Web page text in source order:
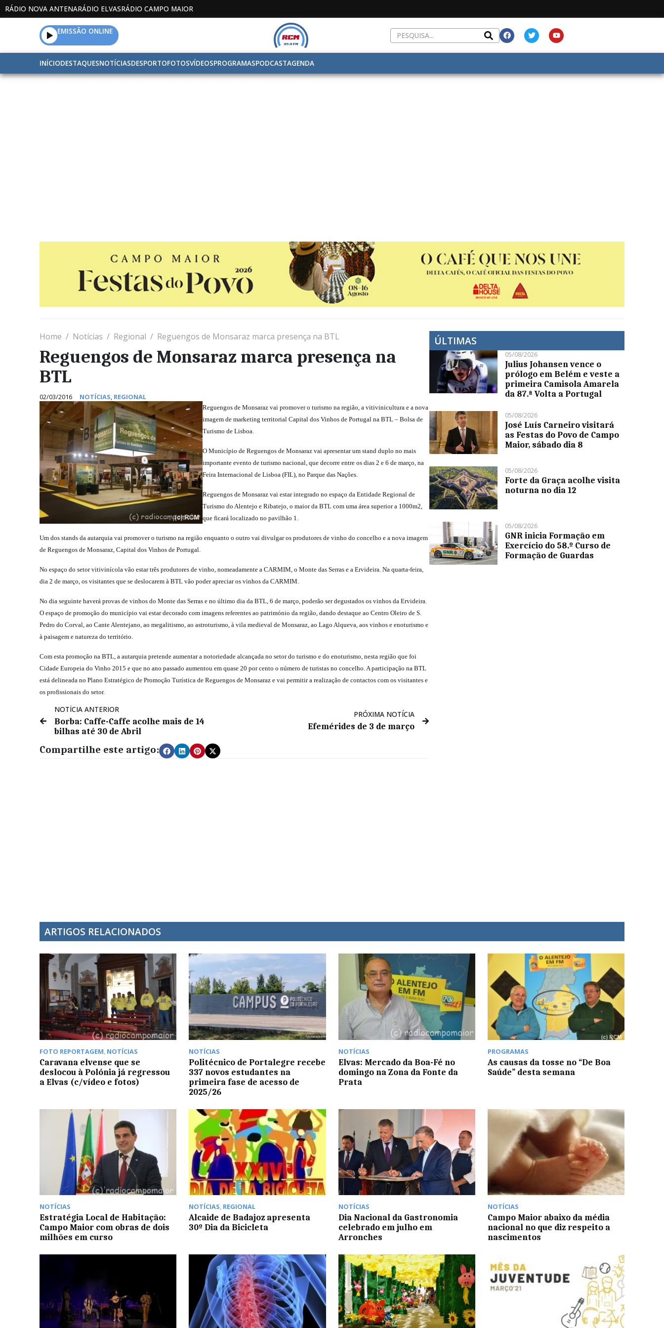
RÁDIO NOVA ANTENARÁDIO ELVASRÁDIO CAMPO MAIOR
EMISSÃO ONLINE
INÍCIODESTAQUESNOTÍCIASDESPORTOFOTOSVÍDEOSPROGRAMASPODCASTAGENDA
Home Notícias Regional Reguengos de Monsaraz marca presença na BTL
Reguengos de Monsaraz marca presença na
BTL
02/03/2016 NOTÍCIAS, REGIONAL
Reguengos de Monsaraz vai promover o turismo na região, a vitivinicultura e a nova
imagem de marketing territorial Capital dos Vinhos de Portugal na BTL – Bolsa de
Turismo de Lisboa.
O Município de Reguengos de Monsaraz vai apresentar um stand duplo no mais
importante evento de turismo nacional, que decorre entre os dias 2 e 6 de março, na
Feira Internacional de Lisboa (FIL), no Parque das Nações.
Reguengos de Monsaraz vai estar integrado no espaço da Entidade Regional de
Turismo do Alentejo e Ribatejo, o maior da BTL com uma área superior a 1000m2,
que ficará localizado no pavilhão 1.
Um dos stands da autarquia vai promover o turismo na região enquanto o outro vai divulgar os produtores de vinho do concelho e a nova imagem
de Reguengos de Monsaraz, Capital dos Vinhos de Portugal.
No espaço do setor vitivinícola vão estar três produtores de vinho, nomeadamente a CARMIM, o Monte das Serras e a Ervideira. Na quarta-feira,
dia 2 de março, os visitantes que se deslocarem à BTL vão poder apreciar os vinhos da CARMIM.
No dia seguinte haverá provas de vinhos do Monte das Serras e no último dia da BTL, 6 de março, poderão ser degustados os vinhos da Ervideira.
O espaço de promoção do município vai estar decorado com imagens referentes ao património da região, dando destaque ao Centro Oleiro de S.
Pedro do Corval, ao Cante Alentejano, ao megalitismo, ao astroturismo, à vila medieval de Monsaraz, ao Lago Alqueva, aos vinhos e enoturismo e
à paisagem e natureza do território.
Com esta promoção na BTL, a autarquia pretende aumentar a notoriedade alcançada no setor do turismo e do enoturismo, nesta região que foi
Cidade Europeia do Vinho 2015 e que no ano passado aumentou em quase 20 por cento o número de turistas no concelho. A participação na BTL
está delineada no Plano Estratégico de Promoção Turística de Reguengos de Monsaraz e vai permitir a realização de contactos com os visitantes e
os profissionais do setor.
NOTÍCIA ANTERIOR
Borba: Caffe-Caffe acolhe mais de 14
bilhas até 30 de Abril
PRÓXIMA NOTÍCIA
Efemérides de 3 de março
Compartilhe este artigo:
ÚLTIMAS
05/08/2026
Julius Johansen vence o
prólogo em Belém e veste a
primeira Camisola Amarela
da 87.ª Volta a Portugal
05/08/2026
José Luís Carneiro visitará
as Festas do Povo de Campo
Maior, sábado dia 8
05/08/2026
Forte da Graça acolhe visita
noturna no dia 12
05/08/2026
GNR inicia Formação em
Exercício do 58.º Curso de
Formação de Guardas
ARTIGOS RELACIONADOS
FOTO REPORTAGEM, NOTÍCIAS
Caravana elvense que se
deslocou à Polónia já regressou
a Elvas (c/vídeo e fotos)
NOTÍCIAS
Politécnico de Portalegre recebe
337 novos estudantes na
primeira fase de acesso de
2025/26
NOTÍCIAS
Elvas: Mercado da Boa-Fé no
domingo na Zona da Fonte da
Prata
PROGRAMAS
As causas da tosse no “De Boa
Saúde” desta semana
NOTÍCIAS
Estratégia Local de Habitação:
Campo Maior com obras de dois
milhões em curso
NOTÍCIAS, REGIONAL
Alcaide de Badajoz apresenta
30º Dia da Bicicleta
NOTÍCIAS
Dia Nacional da Gastronomia
celebrado em julho em
Arronches
NOTÍCIAS
Campo Maior abaixo da média
nacional no que diz respeito a
nascimentos